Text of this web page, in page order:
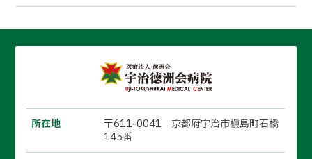
所在地
〒611-0041 京都府宇治市槇島町石橋
145番